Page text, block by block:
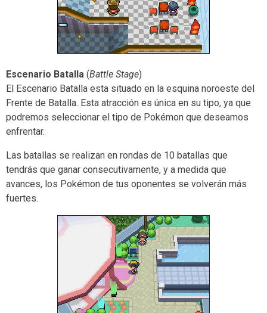
Escenario Batalla (Battle Stage)
El Escenario Batalla esta situado en la esquina noroeste del
Frente de Batalla. Esta atracción es única en su tipo, ya que
podremos seleccionar el tipo de Pokémon que deseamos
enfrentar.
Las batallas se realizan en rondas de 10 batallas que
tendrás que ganar consecutivamente, y a medida que
avances, los Pokémon de tus oponentes se volverán más
fuertes.